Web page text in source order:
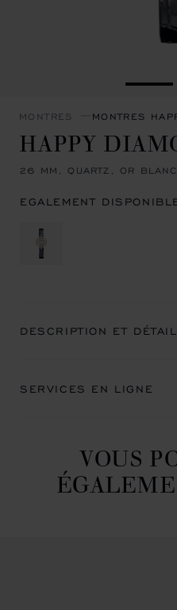
MONTRES MONTRES
HAPPY
26 MM, QUARTZ, OR
EGALEMENT
DESCRIPTION ET
SERVICES EN LIGNE
VOUS